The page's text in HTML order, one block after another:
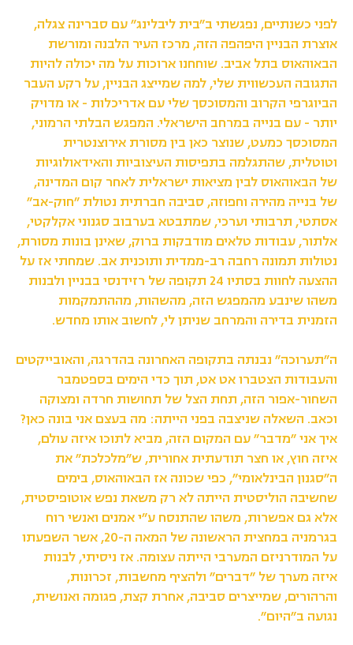
לפני כשנתיים, נפגשתי ב״בית ליבלינג״ עם סברינה צגלה,
אוצרת הבניין היפהפה הזה, מרכז העיר הלבנה ומורשת
הבאוהאוס בתל אביב. שוחחנו ארוכות על מה יכולה להיות
התגובה העכשווית שלי, למה שמייצג הבניין, על רקע העבר
הביוגרפי הקרוב והמסוכסך שלי עם אדריכלות - או מדויק
יותר - עם בנייה במרחב הישראלי. המפגש הבלתי הרמוני,
המסוכסך כמעט, שנוצר כאן בין מסורת אירוצנטרית
וטוטלית, שהתגלמה בתפיסות העיצוביות והאידאולוגיות
של הבאוהאוס לבין מציאות ישראלית לאחר קום המדינה,
של בנייה מהירה וחפוזה, סביבה חברתית נטולת ״חוק-אב״
אסתטי, תרבותי וערכי, שמתבטא בערבוב סגנוני אקלקטי,
אלתור, עבודות טלאים מודבקות ברוק, שאינן בונות מסורת,
נטולות תמונה רחבה רב-ממדית ותוכנית אב. שמחתי אז על
ההצעה לחוות בסתיו 24 תקופה של רזידנסי בבניין ולבנות
משהו שינבע מהמפגש הזה, מהשהות, מההתמקמות
הזמנית בדירה והמרחב שניתן לי, לחשוב אותו מחדש.
ה״תערוכה״ נבנתה בתקופה האחרונה בהדרגה, והאובייקטים
והעבודות הצטברו אט אט, תוך כדי הימים בספטמבר
השחור-אפור הזה, תחת הצל של תחושות חרדה ומצוקה
וכאב. השאלה שניצבה בפני הייתה: מה בעצם אני בונה כאן?
איך אני ״מדבר״ עם המקום הזה, מביא לתוכו איזה עולם,
איזה חוץ, או חצר תודעתית אחורית, ש״מלכלכת״ את
ה״סגנון הבינלאומי״, כפי שכונה אז הבאוהאוס, בימים
שחשיבה הוליסטית הייתה לא רק משאת נפש אוטופיסטית,
אלא גם אפשרות, משהו שהתנסח ע״י אמנים ואנשי רוח
בגרמניה במחצית הראשונה של המאה ה-20, אשר השפעתו
על המודרניזם המערבי הייתה עצומה. אז ניסיתי, לבנות
איזה מערך של ״דברים״ ולהציף מחשבות, זכרונות,
והרהורים, שמייצרים סביבה, אחרת קצת, פגומה ואנושית,
נגועה ב״היום״.